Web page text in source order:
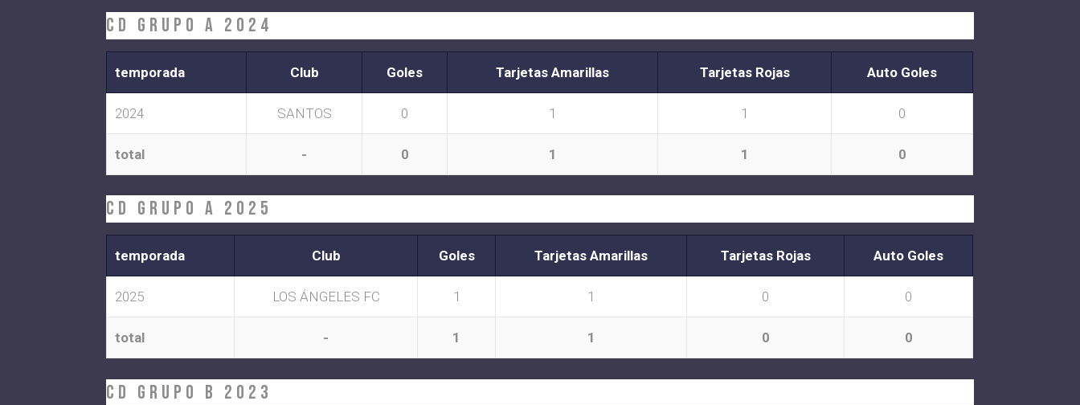
CD Grupo A 2024
temporada Club Goles Tarjetas Amarillas Tarjetas Rojas Auto Goles
2024 SANTOS 0 1 1 0
total - 0 1 1 0
CD Grupo A 2025
temporada Club Goles Tarjetas Amarillas Tarjetas Rojas Auto Goles
2025 LOS ÁNGELES FC 1 1 0 0
total - 1 1 0 0
CD Grupo B 2023